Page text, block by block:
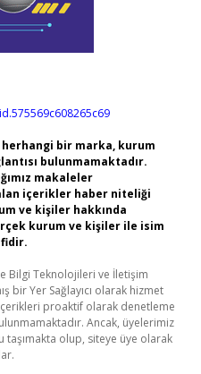
bir marka, kurum
bulunmamaktadır.
makaleler
içerikler haber niteliği
ve kişiler hakkında
kurum ve kişiler ile isim
Bilgi Teknolojileri ve İletişim
bir Yer Sağlayıcı olarak hizmet
proaktif olarak denetleme
Ancak, üyelerimiz
taşımakta olup, siteye üye olarak